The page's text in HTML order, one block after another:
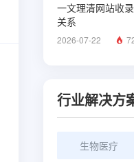
一文理清网站收
关系
2026-07-22
行业解决方
生物医疗